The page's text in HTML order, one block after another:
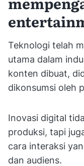
Teknologi telah
utama dalam
konten dibuat,
dikonsumsi oleh
Inovasi digital
produksi, tapi
cara interaksi
dan audiens.